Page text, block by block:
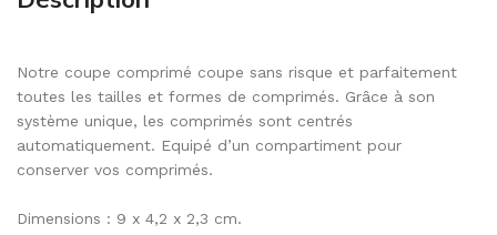
Notre coupe comprimé coupe sans risque et parfaitement
toutes les tailles et formes de comprimés. Grâce à son
système unique, les comprimés sont centrés
automatiquement. Equipé d’un compartiment pour
conserver vos comprimés.
Dimensions : 9 x 4,2 x 2,3 cm.